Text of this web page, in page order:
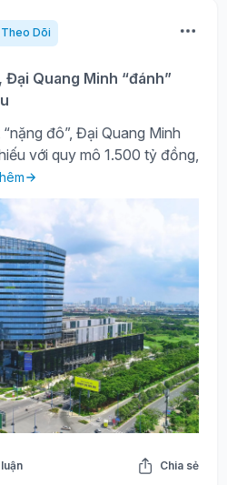
Theo Dõi
Đại Quang Minh “đánh”
đô”, Đại Quang Minh
với quy mô 1.500 tỷ đồng,
Chia sẻ